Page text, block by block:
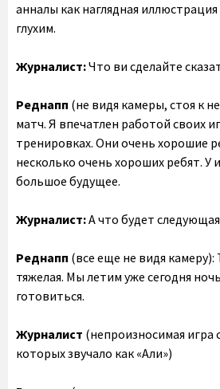
анналы как наглядная иллюстрация
глухим.
Журналист:Что ви сделайте
Реднапп (не видя камеры, стоя к
матч. Я впечатлен работой своих
тренировках. Они очень хорошие
несколько очень хороших ребят. У
большое будущее.
Журналист:А что будет
Реднапп (все еще не видя камеру):
тяжелая. Мы летим уже сегодня
готовиться.
Журналист (непроизносимая игра
которых звучало как «Али»)